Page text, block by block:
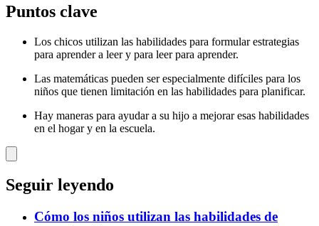
Puntos clave
Los chicos utilizan las habilidades para formular estrategias
para aprender a leer y para leer para aprender.
Las matemáticas pueden ser especialmente difíciles para los
niños que tienen limitación en las habilidades para planificar.
Hay maneras para ayudar a su hijo a mejorar esas habilidades
en el hogar y en la escuela.
Seguir leyendo
Cómo los niños utilizan las habilidades de